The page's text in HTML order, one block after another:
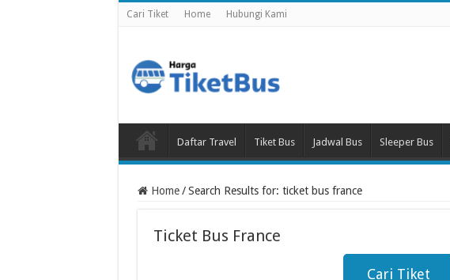
Cari Tiket Home Hubungi Kami
Daftar Travel Tiket Bus Jadwal Bus Sleeper Bus
Home / Search Results for: ticket bus france
Ticket Bus France
Cari Tiket